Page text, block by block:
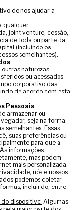
de nos ajudar a
qualquer
joint venture, cessão,
de toda ou parte da
(incluindo os
semelhantes).
outras naturezas
ou acessados
corporativo das
de acordo com esta
Pessoais
armazenar ou
seja na forma
semelhantes. Essas
suas preferências ou
para que a
informações
mas podem
mais personalizada.
nós e nossos
podemos coletar
incluindo, entre
do dispositivo: Algumas